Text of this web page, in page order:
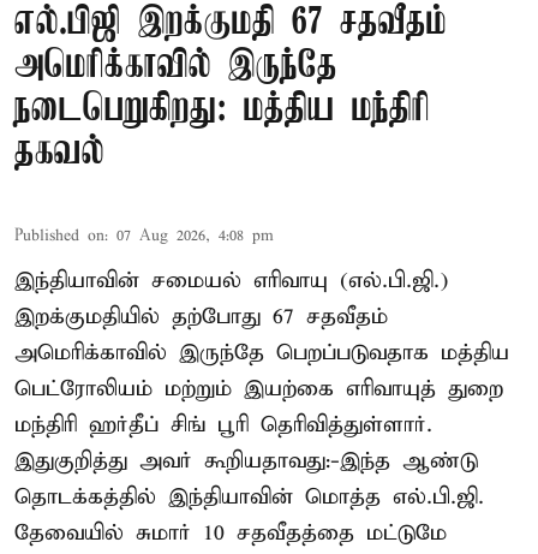
எல்.பிஜி இறக்குமதி 67 சதவீதம்
அமெரிக்காவில் இருந்தே
நடைபெறுகிறது: மத்திய மந்திரி
தகவல்
Published on: 07 Aug 2026, 4:08 pm
இந்தியாவின் சமையல் எரிவாயு (எல்.பி.ஜி.)
இறக்குமதியில் தற்போது 67 சதவீதம்
அமெரிக்காவில் இருந்தே பெறப்படுவதாக மத்திய
பெட்ரோலியம் மற்றும் இயற்கை எரிவாயுத் துறை
மந்திரி ஹர்தீப் சிங் பூரி தெரிவித்துள்ளார்.
இதுகுறித்து அவர் கூறியதாவது:-இந்த ஆண்டு
தொடக்கத்தில் இந்தியாவின் மொத்த எல்.பி.ஜி.
தேவையில் சுமார் 10 சதவீதத்தை மட்டுமே